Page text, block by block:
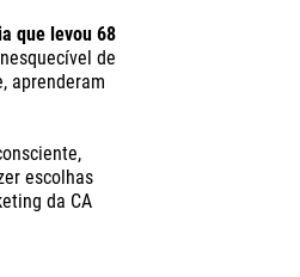
que levou 68
de
aprenderam
escolhas
da CA